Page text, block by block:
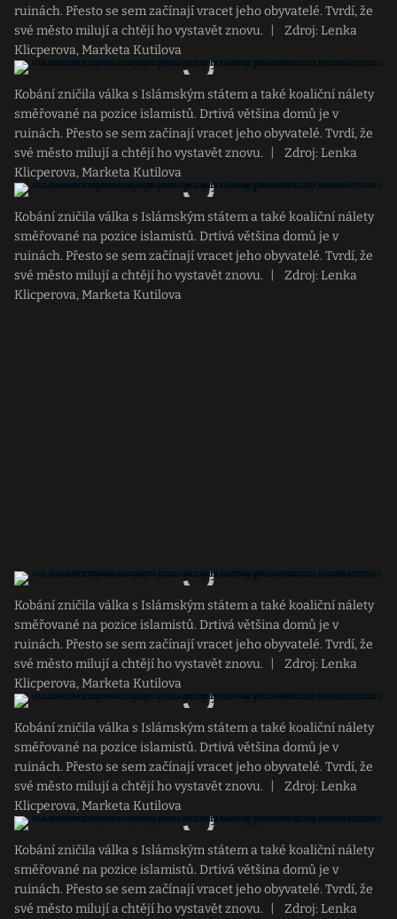
ruinách. Přesto se sem začínají vracet jeho obyvatelé. Tvrdí, že
své město milují a chtějí ho vystavět znovu.
Zdroj: Lenka
Klicperova, Marketa Kutilova
Kobání zničila válka s Islámským státem a také koaliční nálety
směřované na pozice islamistů. Drtivá většina domů je v
ruinách. Přesto se sem začínají vracet jeho obyvatelé. Tvrdí, že
své město milují a chtějí ho vystavět znovu.
Zdroj: Lenka
Klicperova, Marketa Kutilova
Kobání zničila válka s Islámským státem a také koaliční nálety
směřované na pozice islamistů. Drtivá většina domů je v
ruinách. Přesto se sem začínají vracet jeho obyvatelé. Tvrdí, že
své město milují a chtějí ho vystavět znovu.
Zdroj: Lenka
Klicperova, Marketa Kutilova
Kobání zničila válka s Islámským státem a také koaliční nálety
směřované na pozice islamistů. Drtivá většina domů je v
ruinách. Přesto se sem začínají vracet jeho obyvatelé. Tvrdí, že
své město milují a chtějí ho vystavět znovu.
Zdroj: Lenka
Klicperova, Marketa Kutilova
Kobání zničila válka s Islámským státem a také koaliční nálety
směřované na pozice islamistů. Drtivá většina domů je v
ruinách. Přesto se sem začínají vracet jeho obyvatelé. Tvrdí, že
své město milují a chtějí ho vystavět znovu.
Zdroj: Lenka
Klicperova, Marketa Kutilova
Kobání zničila válka s Islámským státem a také koaliční nálety
směřované na pozice islamistů. Drtivá většina domů je v
ruinách. Přesto se sem začínají vracet jeho obyvatelé. Tvrdí, že
své město milují a chtějí ho vystavět znovu.
Zdroj: Lenka